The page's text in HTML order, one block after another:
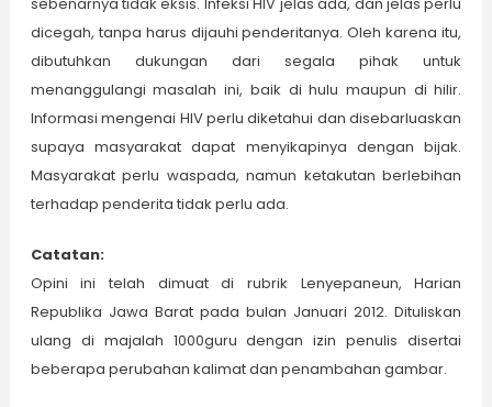
dicegah, tanpa harus dijauhi penderitanya. Oleh karena itu,
dibutuhkan dukungan dari segala pihak untuk
menanggulangi masalah ini, baik di hulu maupun di hilir.
Informasi mengenai HIV perlu diketahui dan disebarluaskan
supaya masyarakat dapat menyikapinya dengan bijak.
Masyarakat perlu waspada, namun ketakutan berlebihan
terhadap penderita tidak perlu ada.
Catatan:
Opini ini telah dimuat di rubrik Lenyepaneun, Harian
Republika Jawa Barat pada bulan Januari 2012. Dituliskan
ulang di majalah 1000guru dengan izin penulis disertai
beberapa perubahan kalimat dan penambahan gambar.